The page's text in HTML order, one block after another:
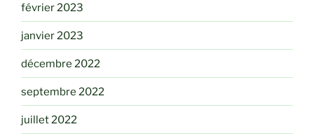
février 2023
janvier 2023
décembre 2022
septembre 2022
juillet 2022